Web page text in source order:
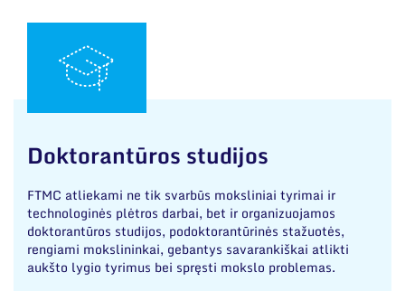
Doktorantūros studijos
FTMC atliekami ne tik svarbūs moksliniai tyrimai ir
technologinės plėtros darbai, bet ir organizuojamos
doktorantūros studijos, podoktorantūrinės stažuotės,
rengiami mokslininkai, gebantys savarankiškai atlikti
aukšto lygio tyrimus bei spręsti mokslo problemas.